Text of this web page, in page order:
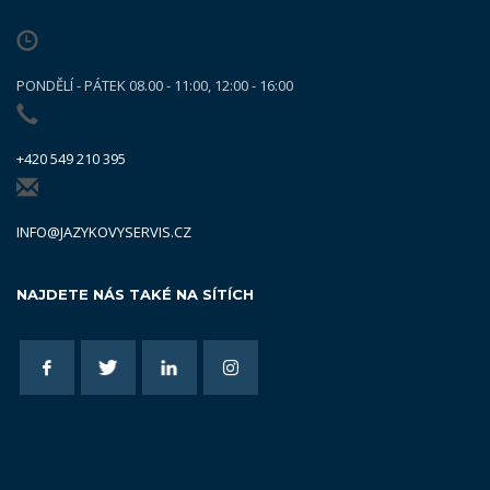
PONDĚLÍ - PÁTEK 08.00 - 11:00, 12:00 - 16:00
+420 549 210 395
INFO@JAZYKOVYSERVIS.CZ
NAJDETE NÁS TAKÉ NA SÍTÍCH